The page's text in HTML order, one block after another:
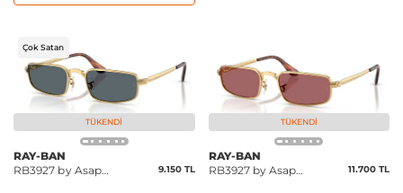
Çok Satan
TÜKENDI
RAY-BAN
RB3927 by Asap
9.150 TL
TÜKENDI
RAY-BAN
RB3927 by Asap
11.700 TL